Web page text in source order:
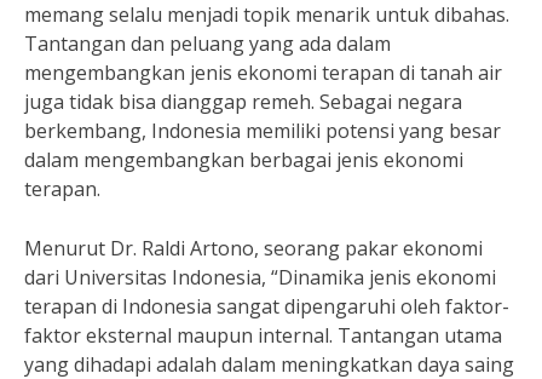
memang selalu menjadi topik menarik untuk dibahas.
Tantangan dan peluang yang ada dalam
mengembangkan jenis ekonomi terapan di tanah air
juga tidak bisa dianggap remeh. Sebagai negara
berkembang, Indonesia memiliki potensi yang besar
dalam mengembangkan berbagai jenis ekonomi
terapan.
Menurut Dr. Raldi Artono, seorang pakar ekonomi
dari Universitas Indonesia, “Dinamika jenis ekonomi
terapan di Indonesia sangat dipengaruhi oleh faktor-
faktor eksternal maupun internal. Tantangan utama
yang dihadapi adalah dalam meningkatkan daya saing